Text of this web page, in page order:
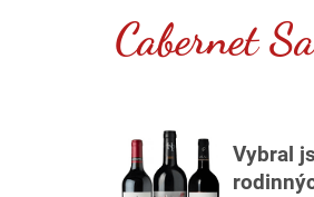
Cabernet
Vybral